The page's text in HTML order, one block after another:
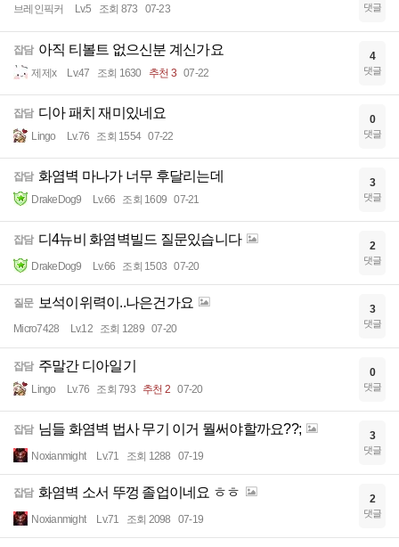
브레인픽커 Lv.5 조회 873 07-23 댓글
잡담 아직 티볼트 없으신분 계신가요
제제x Lv.47 조회 1630 추천 3 07-22
4
댓글
잡담 디아 패치 재미있네요
Lingo Lv.76 조회 1554 07-22
0
댓글
잡담 화염벽 마나가 너무 후달리는데
DrakeDog9 Lv.66 조회 1609 07-21
3
댓글
잡담 디4뉴비 화염벽빌드 질문있습니다
DrakeDog9 Lv.66 조회 1503 07-20
2
댓글
질문 보석이위력이..나은건가요
Micro7428 Lv.12 조회 1289 07-20
3
댓글
잡담 주말간 디아일기
Lingo Lv.76 조회 793 추천 2 07-20
0
댓글
잡담 님들 화염벽 법사 무기 이거 뭘써야할까요??;
Noxianmight Lv.71 조회 1288 07-19
3
댓글
잡담 화염벽 소서 뚜껑 졸업이네요 ㅎㅎ
Noxianmight Lv.71 조회 2098 07-19
2
댓글